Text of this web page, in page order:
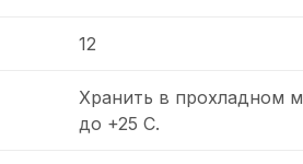
12
Хранить в прохладном
до +25 C.